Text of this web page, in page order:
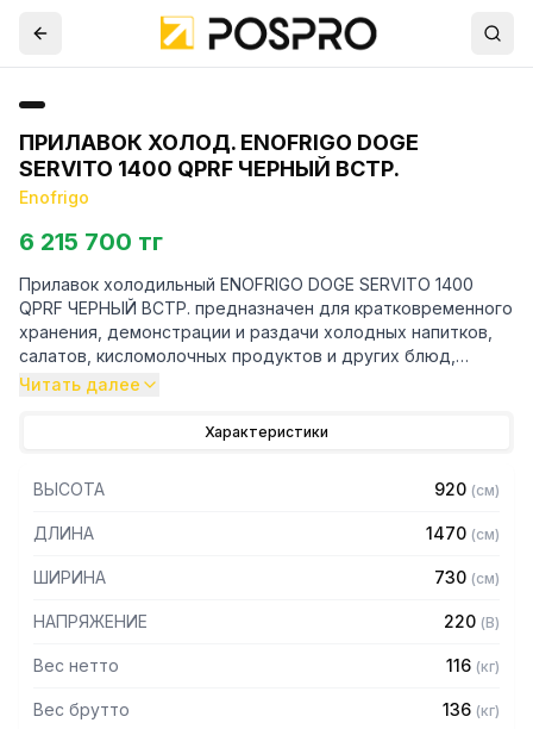
ПРИЛАВОК ХОЛОД. ENOFRIGO DOGE
SERVITO 1400 QPRF ЧЕРНЫЙ ВСТР.
Enofrigo
6 215 700 тг
Прилавок холодильный ENOFRIGO DOGE SERVITO 1400
QPRF ЧЕРНЫЙ ВСТР. предназначен для кратковременного
хранения, демонстрации и раздачи холодных напитков,
салатов, кисломолочных продуктов и других блюд,
требующих хранения в охлажденном состоянии.
Технические характеристики:
— Вместимость гастроемкостей: 4 шт GN1/1
— Корпус из нержавеющей стали
— Столешница из кварцевого агломерата
— Статическое охлаждение
— Витрины из закаленного стекла
(галогенное)
— Хладагент: R290
Читать далее
Характеристики
ВЫСОТА 920 (см)
ДЛИНА 1470 (см)
ШИРИНА 730 (см)
НАПРЯЖЕНИЕ 220 (В)
Вес нетто 116 (кг)
Вес брутто 136 (кг)